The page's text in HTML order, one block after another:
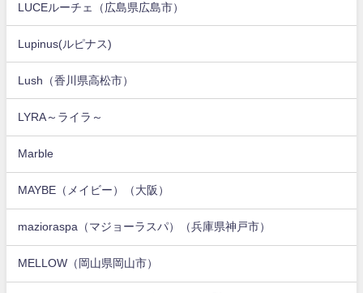
LUCEルーチェ（広島県広島市）
Lupinus(ルピナス)
Lush（香川県高松市）
LYRA～ライラ～
Marble
MAYBE（メイビー）（大阪）
mazioraspa（マジョーラスパ）（兵庫県神戸市）
MELLOW（岡山県岡山市）